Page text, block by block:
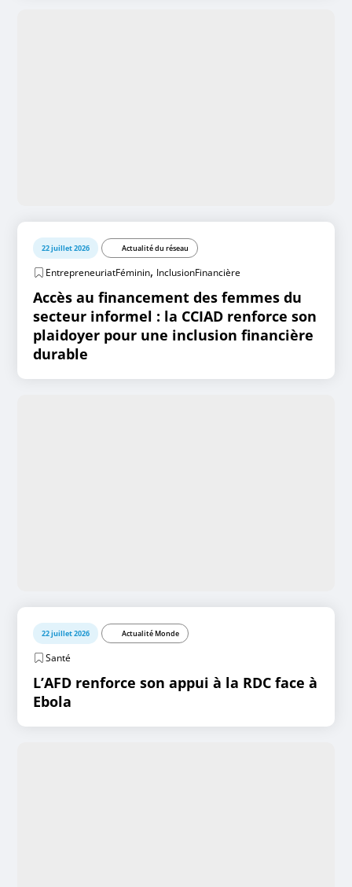
22 juillet 2026 Actualité du réseau
EntrepreneuriatFéminin, InclusionFinancière
Accès au financement des femmes du
secteur informel : la CCIAD renforce son
plaidoyer pour une inclusion financière
durable
22 juillet 2026 Actualité Monde
Santé
L’AFD renforce son appui à la RDC face à
Ebola